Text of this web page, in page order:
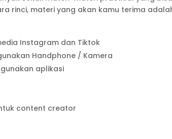
rinci, materi yang akan kamu terima
Instagram dan Tiktok
Handphone / Kamera
aplikasi
content creator